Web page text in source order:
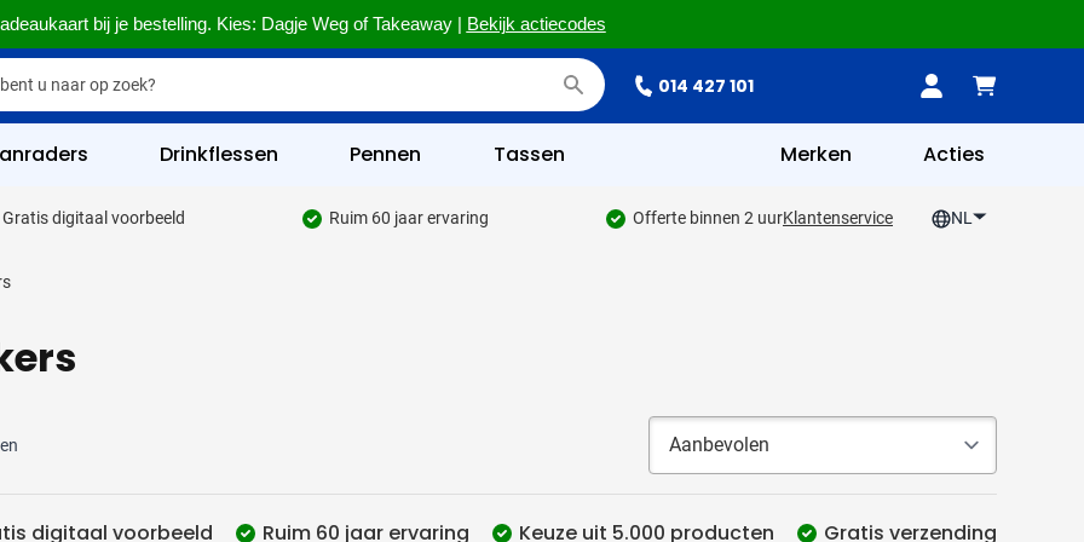
bij je bestelling. Kies: Dagje Weg of Takeaway | Bekijk actiecodes
014 427 101
& Kantoor categorie
categorie
categorie
& Veiligheid categorie
Drinkflessen Pennen Tassen Merken Acties
Gratis digitaal voorbeeld Ruim 60 jaar ervaring Offerte binnen 2 uurKlantenservice NL
digitaal voorbeeld Ruim 60 jaar ervaring Keuze uit 5.000 producten Gratis verzending